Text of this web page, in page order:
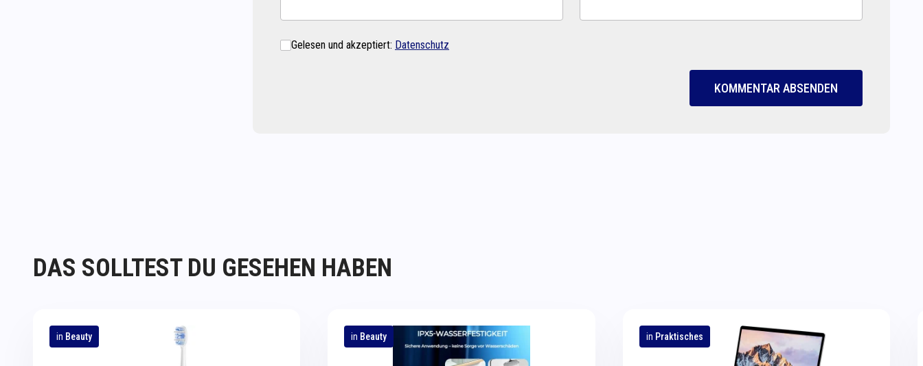
Gelesen und akzeptiert: Datenschutz
KOMMENTAR ABSENDEN
DAS SOLLTEST DU GESEHEN HABEN
in Beauty in Beauty in Praktisches